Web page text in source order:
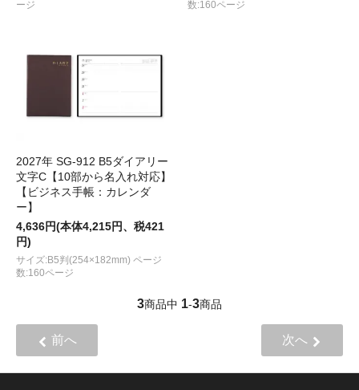
ージ
数:160ページ
2027年 SG-912 B5ダイアリー
文字C【10部から名入れ対応】
【ビジネス手帳：カレンダ
ー】
4,636円(本体4,215円、税421
円)
サイズ:B5判(254×182mm) ページ
数:160ページ
3商品中 1-3商品
前へ 次へ